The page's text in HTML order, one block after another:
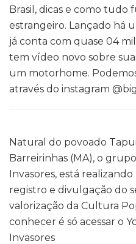
Brasil, dicas e como tudo
estrangeiro. Lançado há
já conta com quase 04
tem vídeo novo sobre
um motorhome.
através do instagram
Natural do povoado
Barreirinhas (MA), o
Invasores, está
registro e divulgação do
valorização da Cultura
conhecer é só acessar o
Invasores